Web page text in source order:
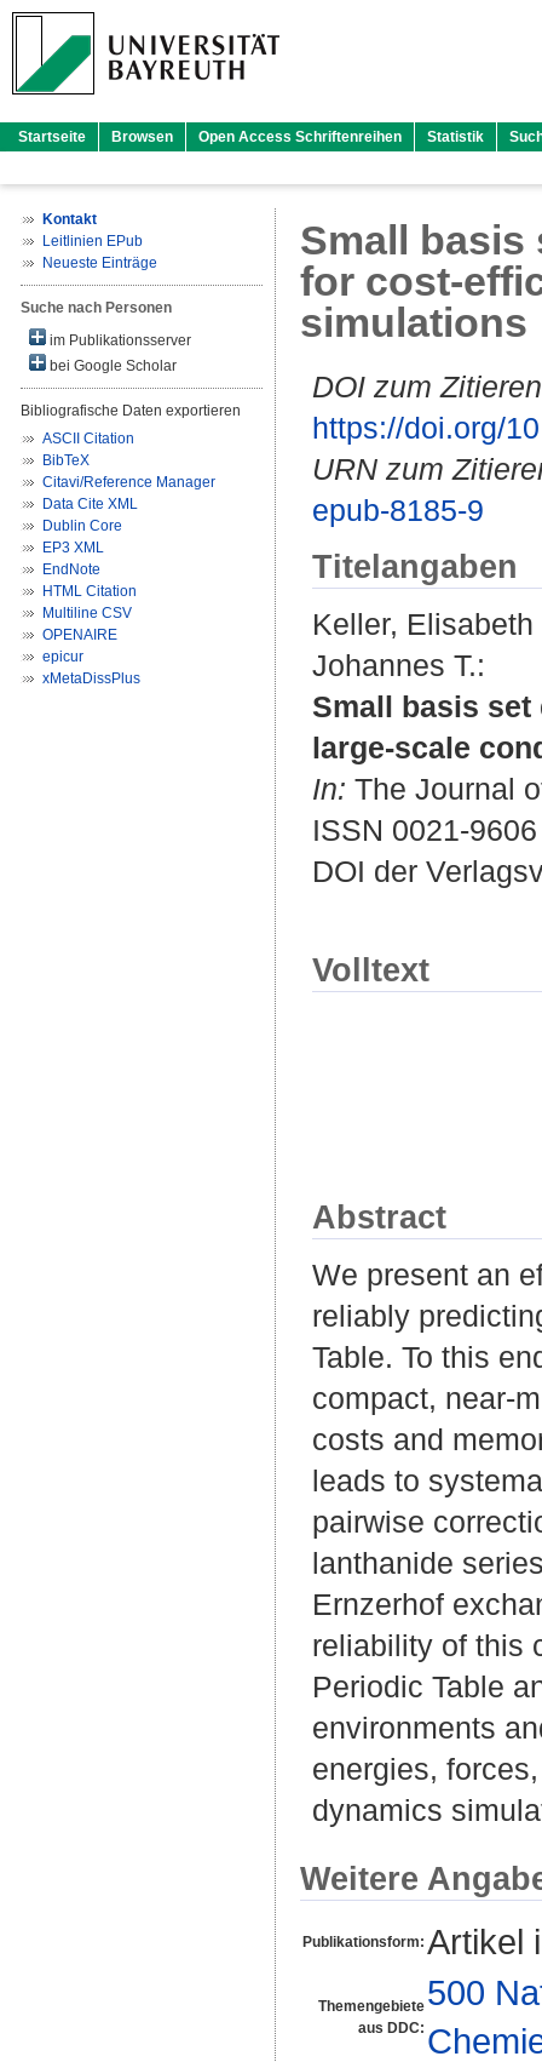
Startseite Browsen Open Access Schriftenreihen Statistik
Kontakt
Leitlinien EPub
Neueste Einträge
Suche nach Personen
im Publikationsserver
bei Google Scholar
Bibliografische Daten exportieren
ASCII Citation
BibTeX
Citavi/Reference Manager
Data Cite XML
Dublin Core
EP3 XML
EndNote
HTML Citation
Multiline CSV
OPENAIRE
epicur
xMetaDissPlus
Small
for cost-
simulations
DOI zum
https://doi.org/
URN zum
epub-8185-9
Titelangaben
Keller, Elisabeth
Johannes T.:
Small basis
large-scale
In: The Journal
ISSN 0021-9606
DOI der
Volltext
Abstract
We present an
reliably
Table. To this
compact, near-
costs and
leads to
pairwise
lanthanide
Ernzerhof
reliability of this
Periodic Table
environments
energies,
dynamics
Weitere
Publikationsform: Artikel
Themengebiete
aus DDC:
500